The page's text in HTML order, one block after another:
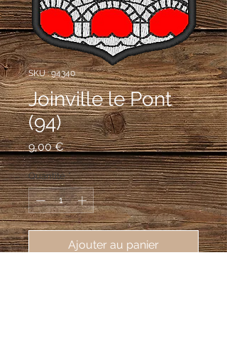
SKU : 94340
Joinville le Pont
(94)
9,00 €Prix
Quantité *
Ajouter au panier